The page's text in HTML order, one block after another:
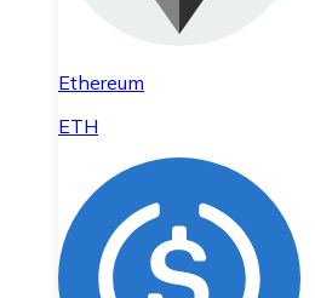
Ethereum
ETH